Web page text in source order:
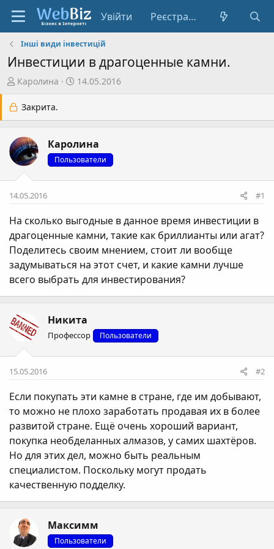
Увійти Реєстрація
Інші види інвестицій
Инвестиции в драгоценные камни.
А
т
о
т
е
и
Каролина
Д
а
т
в
о
р
н
я
14.05.2016
Закрита.
Каролина
Пользователи
14.05.2016 #1
На сколько выгодные в данное время инвестиции в
драгоценные камни, такие как бриллианты или агат?
Поделитесь своим мнением, стоит ли вообще
задумываться на этот счет, и какие камни лучше
всего выбрать для инвестирования?
Никита
Профессор Пользователи
15.05.2016 #2
Если покупать эти камне в стране, где им добывают,
то можно не плохо заработать продавая их в более
развитой стране. Ещё очень хороший вариант,
покупка необделанных алмазов, у самих шахтёров.
Но для этих дел, можно быть реальным
специалистом. Поскольку могут продать
качественную подделку.
Максимм
Пользователи